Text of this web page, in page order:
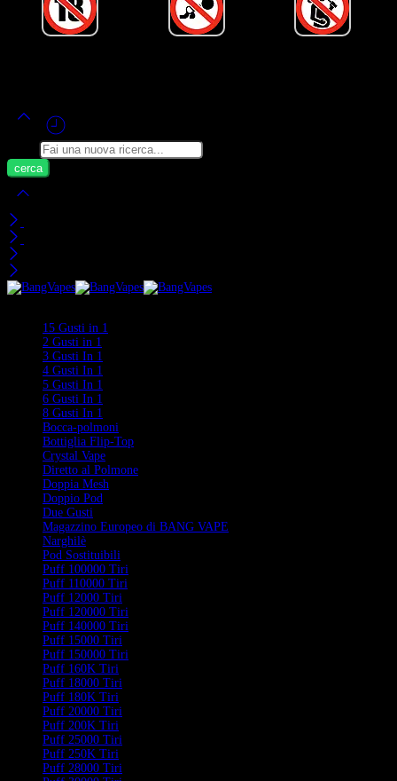
15 Gusti in 1
2 Gusti in 1
3 Gusti In 1
4 Gusti In 1
5 Gusti In 1
6 Gusti In 1
8 Gusti In 1
Bocca-polmoni
Bottiglia Flip-Top
Crystal Vape
Diretto al Polmone
Doppia Mesh
Doppio Pod
Due Gusti
Magazzino Europeo di BANG VAPE
Narghilè
Pod Sostituibili
Puff 100000 Tiri
Puff 110000 Tiri
Puff 12000 Tiri
Puff 120000 Tiri
Puff 140000 Tiri
Puff 15000 Tiri
Puff 150000 Tiri
Puff 160K Tiri
Puff 18000 Tiri
Puff 180K Tiri
Puff 20000 Tiri
Puff 200K Tiri
Puff 25000 Tiri
Puff 250K Tiri
Puff 28000 Tiri